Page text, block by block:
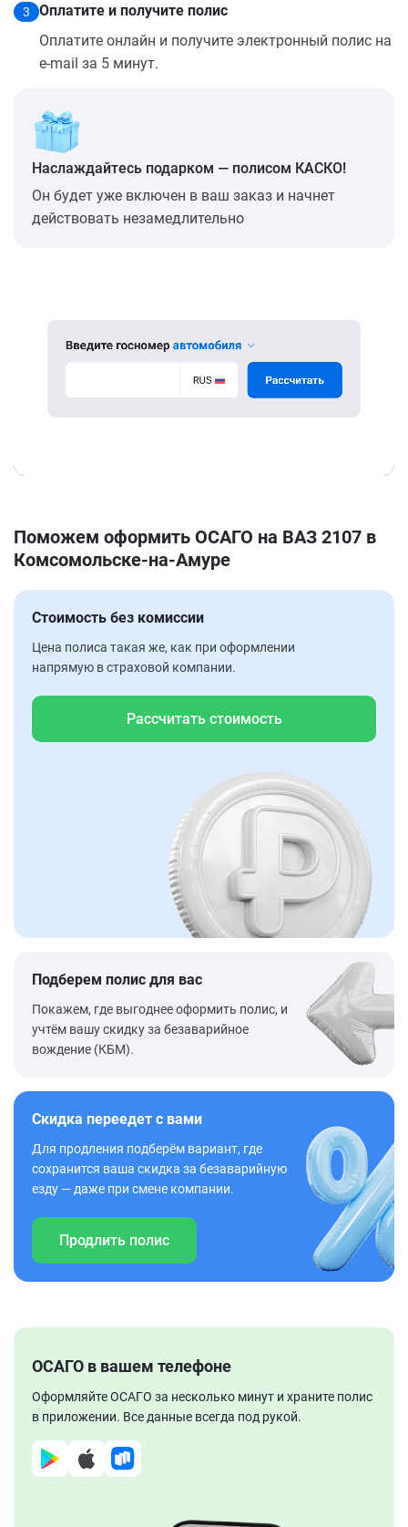
3
Оплатите и получите полис
Оплатите онлайн и получите электронный полис на
e-mail за 5 минут.
Наслаждайтесь подарком — полисом КАСКО!
Он будет уже включен в ваш заказ и начнет
действовать незамедлительно
Поможем оформить ОСАГО на ВАЗ 2107 в
Комсомольске-на-Амуре
Стоимость без комиссии
Цена полиса такая же, как при оформлении
напрямую в страховой компании.
Рассчитать стоимость
Подберем полис для вас
Покажем, где выгоднее оформить полис, и
учтём вашу скидку за безаварийное
вождение (КБМ).
Скидка переедет с вами
Для продления подберём вариант, где
сохранится ваша скидка за безаварийную
езду — даже при смене компании.
Продлить полис
ОСАГО в вашем телефоне
Оформляйте ОСАГО за несколько минут и храните полис
в приложении. Все данные всегда под рукой.